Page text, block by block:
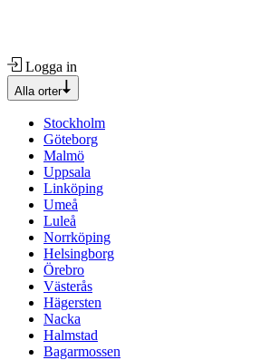
Logga in
Alla orter
Stockholm
Göteborg
Malmö
Uppsala
Linköping
Umeå
Luleå
Norrköping
Helsingborg
Örebro
Västerås
Hägersten
Nacka
Halmstad
Bagarmossen